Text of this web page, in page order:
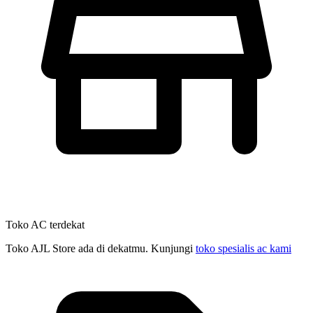
Toko AC terdekat
Toko AJL Store ada di dekatmu. Kunjungi toko spesialis ac kami